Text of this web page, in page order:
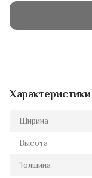
Характеристики
Ширина
Высота
Толщина